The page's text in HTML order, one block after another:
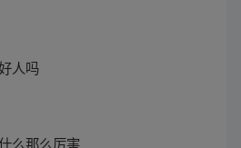
人吗
么那么厉害